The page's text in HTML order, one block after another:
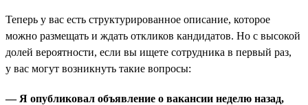
Теперь у вас есть структурированное описание, которое
можно размещать и ждать откликов кандидатов. Но с высокой
долей вероятности, если вы ищете сотрудника в первый раз,
у вас могут возникнуть такие вопросы:
— Я опубликовал объявление о вакансии неделю назад,